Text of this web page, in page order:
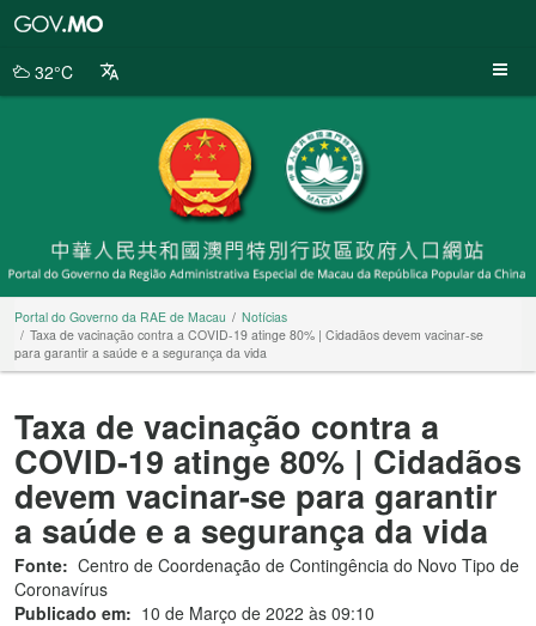
da
32°C
Portal do Governo da RAE de Macau
Notícias
Taxa de vacinação contra a COVID-19 atinge 80% | Cidadãos devem vacinar-se
para garantir a saúde e a segurança da vida
Taxa de vacinação contra a
COVID-19 atinge 80% | Cidadãos
devem vacinar-se para garantir
a saúde e a segurança da vida
Fonte: Centro de Coordenação de Contingência do Novo Tipo de
Coronavírus
Publicado em: 10 de Março de 2022 às 09:10